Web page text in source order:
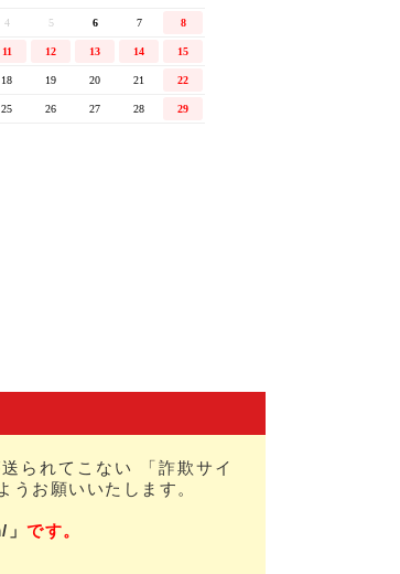
られてこない 「詐欺サイ
お願いいたします。
です。